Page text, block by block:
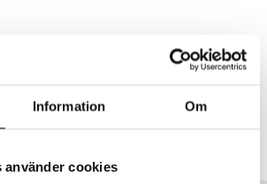
Information Om
använder cookies